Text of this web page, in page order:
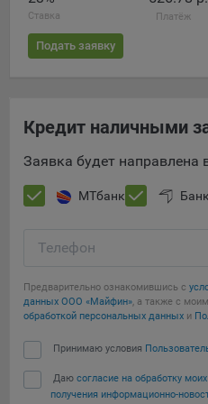
конфиденциальности Яндекс
Google Analytics – сервис
предоставляемый
Matomo — это система веб-
следит за доступностью
Адрес: ООО «Рэкун
Пиксель VK Рекламы -
Адрес: ООО «ВК», РФ,
проспект, д. 39, стр. 79, БЦ
Технические
Технические настройки
Ставка Платёж
Подать заявку
Кредит наличными
Заявка будет направлена
МТбанк
Телефон
Предварительно ознакомившись с
данных ООО «Майфин», а также с
обработкой персональных данных и
Принимаю условия
Даю согласие на обработку
получения информационно-